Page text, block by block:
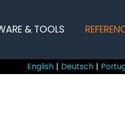
& TOOLS
English | Deutsch |